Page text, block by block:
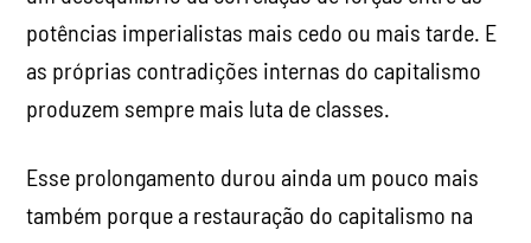
potências imperialistas mais cedo ou mais tarde. E
as próprias contradições internas do capitalismo
produzem sempre mais luta de classes.
Esse prolongamento durou ainda um pouco mais
também porque a restauração do capitalismo na